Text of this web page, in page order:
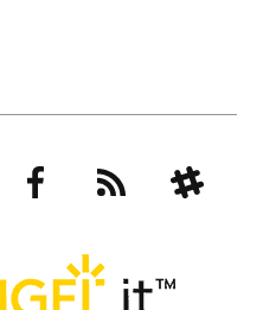
FacebookRSS Slack